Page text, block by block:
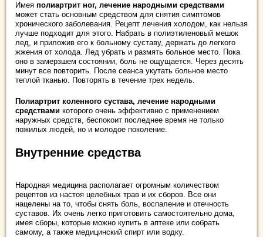
Имея полиартрит ног, лечение народными средствами
может стать основным средством для снятия симптомов
хронического заболевания. Рецепт лечения холодом, как нельзя
лучше подходит для этого. Набрать в полиэтиленовый мешок
лед, и приложив его к больному суставу, держать до легкого
жжения от холода. Лед убрать и размять больное место. Пока
оно в замерзшем состоянии, боль не ощущается. Через десять
минут все повторить. После сеанса укутать больное место
теплой тканью. Повторять в течение трех недель.
Полиартрит коленного сустава, лечение народными
средствами которого очень эффективно с применением
наружных средств, беспокоит последнее время не только
пожилых людей, но и молодое поколение.
Внутренние средства
Народная медицина располагает огромным количеством
рецептов из настоя целебных трав и их сборов. Все они
нацелены на то, чтобы снять боль, воспаление и отечность
суставов. Их очень легко приготовить самостоятельно дома,
имея сборы, которые можно купить в аптеке или собрать
самому, а также медицинский спирт или водку.